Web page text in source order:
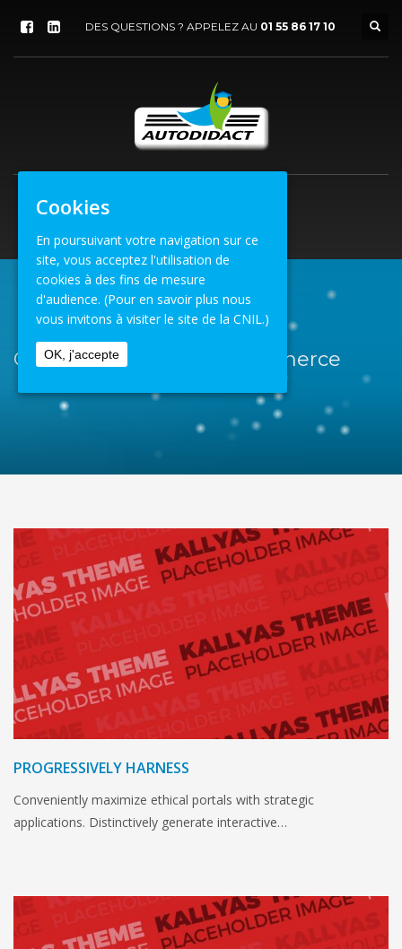
DES QUESTIONS ? APPELEZ AU 01 55 86 17 10
ACCUEIL ECOMMERCE
Catégorie Portfolio : eCommerce
PROGRESSIVELY HARNESS
Conveniently maximize ethical portals with strategic
applications. Distinctively generate interactive…
Cookies
En poursuivant votre navigation sur ce
site, vous acceptez l'utilisation de
cookies à des fins de mesure
d'audience. (Pour en savoir plus nous
vous invitons à visiter le site de la CNIL.)
OK, j'accepte